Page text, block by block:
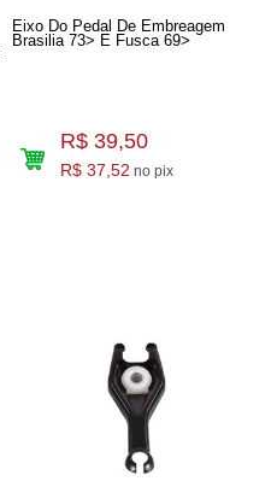
Eixo Do Pedal De Embreagem
Brasilia 73> E Fusca 69>
R$ 39,50
R$ 37,52 no pix